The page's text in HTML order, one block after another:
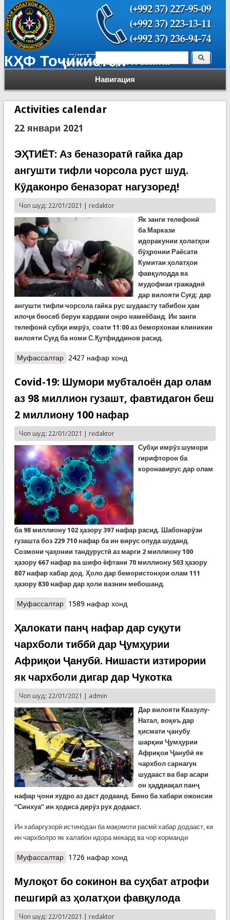
КҲФ Тоҷикистон
Навигация
Форма поиска Поиск
Activities calendar
22 январи 2021
ЭҲТИЁТ: Аз беназоратӣ гайка дар
ангушти тифли чорсола руст шуд.
Кӯдаконро беназорат нагузоред!
Чоп шуд: 22/01/2021 | redaktor
Як занги телефонӣ
ба Маркази
идоракунии ҳолатҳои
бӯҳронии Раёсати
Кумитаи ҳолатҳои
фавқулодда ва
мудофиаи гражаднӣ
дар вилояти Суғд: дар
ангушти тифли чорсола гайка рус шудаасту табибон ҳам
илоҷи беосеб берун кардани онро намеёбанд. Ин занги
телефонӣ субҳи имрӯз, соати 11:00 аз беморхонаи клиникии
вилояти Суғд ба номи С.Қутфиддиноврасид.
Муфассалтаро ЭҲТИЁТ: Аз беназоратӣ гайка дар ангушти
нагузоред!
2427 нафар хонд
Covid-19: Шумори мубталоён дар олам
аз 98 миллион гузашт, фавтидагон беш
2 миллиону 100 нафар
Чоп шуд: 22/01/2021 | redaktor
Субҳи имрӯз шумори
гирифторон ба
коронавирус дар олам
ба 98 миллиону 102 ҳазору 397нафар расид. Шабонарӯзи
гузашта боз 229 710 нафар ба ин вирус олуда шуданд.
Созмони ҷаҳонии тандурустӣ аз марги 2 миллиону 100
ҳазору 667 нафар ва шифо ёфтани 70 миллиону 503 ҳазору
807 нафар хабар дод. Ҳоло дар бемористонҳои олам 111
ҳазору 830 нафар дар ҳоли вазнин мебошанд.
Муфассалтаро Covid-19: Шумори мубталоён дар олам аз 98
100 нафар
1589 нафар хонд
Ҳалокати панҷ нафар дар суқути
чархболи тиббӣ дар Ҷумҳурии
Африқои Ҷанубӣ. Нишасти изтирории
як чархболи дигар дар Чукотка
Чоп шуд: 22/01/2021 | admin
Дар вилояти Квазулу-
Натал, воқеъ дар
қисмати ҷанубу
шарқии Ҷумҳурии
Африқои Ҷанубӣ як
чархбол сарнагун
шудааст ва бар асари
он ҳаддиақал панҷ
нафар ҷони худро аз даст додаанд. Бино ба хабари ожонсии
“Синхуа” ин ҳодиса дирӯз рух додааст.
Ин хабаргузорӣ истинодан ба мақомоти расмӣ хабар додааст, ки
ин чархболро як халабон идора мекард ва чор корманди
Муфассалтаро Ҳалокати панҷ нафар дар суқути чархболи
изтирории як чархболи дигар дар Чукотка
1726 нафар хонд
Мулоқот бо сокинон ва суҳбат атрофи
пешгирӣ аз ҳолатҳои фавқулода
Чоп шуд: 22/01/2021 | redaktor